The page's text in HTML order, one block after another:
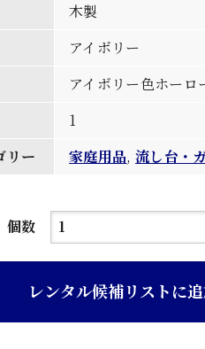
木製
アイボリー
アイボリー色ホーロ
1
リー
家庭用品,流し台・
個数
ア
レンタル候補リストに